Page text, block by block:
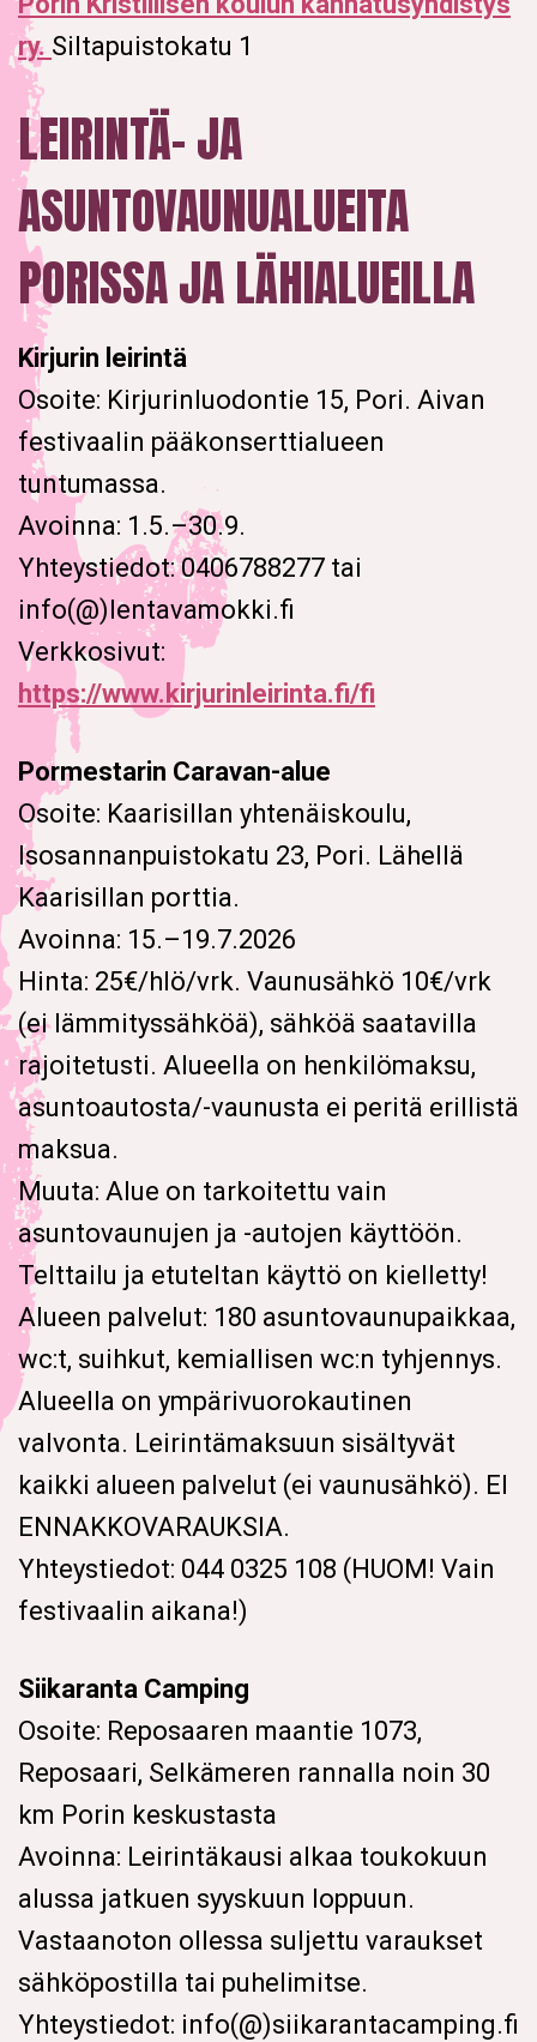
ry. Siltapuistokatu 1
LEIRINTÄ- JA
ASUNTOVAUNUALUEITA
PORISSA JA LÄHIALUEILLA
Kirjurin leirintä
Osoite: Kirjurinluodontie 15, Pori. Aivan
festivaalin pääkonserttialueen
tuntumassa.
Avoinna: 1.5.–30.9.
Yhteystiedot: 0406788277 tai
info(@)lentavamokki.fi
Verkkosivut:
https://www.kirjurinleirinta.fi/fi
Pormestarin Caravan-alue
Osoite: Kaarisillan yhtenäiskoulu,
Isosannanpuistokatu 23, Pori. Lähellä
Kaarisillan porttia.
Avoinna: 15.–19.7.2026
Hinta: 25€/hlö/vrk. Vaunusähkö 10€/vrk
(ei lämmityssähköä), sähköä saatavilla
rajoitetusti. Alueella on henkilömaksu,
asuntoautosta/-vaunusta ei peritä erillistä
maksua.
Muuta: Alue on tarkoitettu vain
asuntovaunujen ja -autojen käyttöön.
Telttailu ja etuteltan käyttö on kielletty!
Alueen palvelut: 180 asuntovaunupaikkaa,
wc:t, suihkut, kemiallisen wc:n tyhjennys.
Alueella on ympärivuorokautinen
valvonta. Leirintämaksuun sisältyvät
kaikki alueen palvelut (ei vaunusähkö). EI
ENNAKKOVARAUKSIA.
Yhteystiedot: 044 0325 108 (HUOM! Vain
festivaalin aikana!)
Siikaranta Camping
Osoite: Reposaaren maantie 1073,
Reposaari, Selkämeren rannalla noin 30
km Porin keskustasta
Avoinna: Leirintäkausi alkaa toukokuun
alussa jatkuen syyskuun loppuun.
Vastaanoton ollessa suljettu varaukset
sähköpostilla tai puhelimitse.
Yhteystiedot: info(@)siikarantacamping.fi